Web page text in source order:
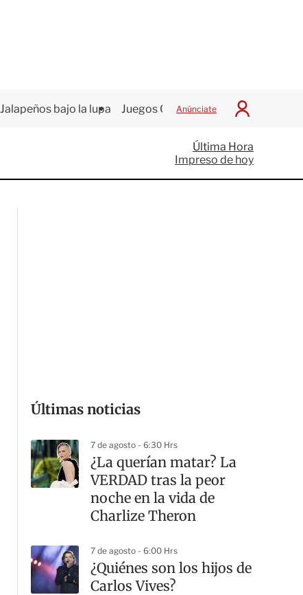
Jalapeños bajo la lupa Juegos Centroamericanos
Anúnciate
I
c
i
a
Última Hora
Impreso de hoy
Últimas noticias
7 de agosto - 6:30 Hrs
¿La querían matar? La
VERDAD tras la peor
noche en la vida de
Charlize Theron
7 de agosto - 6:00 Hrs
¿Quiénes son los hijos de
Carlos Vives?